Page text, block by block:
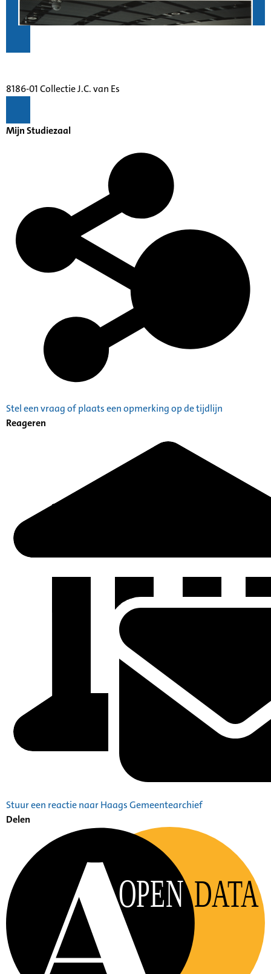
8186-01 Collectie J.C. van Es
Mijn Studiezaal
Stel een vraag of plaats een opmerking op de tijdlijn
Reageren
Stuur een reactie naar Haags Gemeentearchief
Delen
OPEN DATA